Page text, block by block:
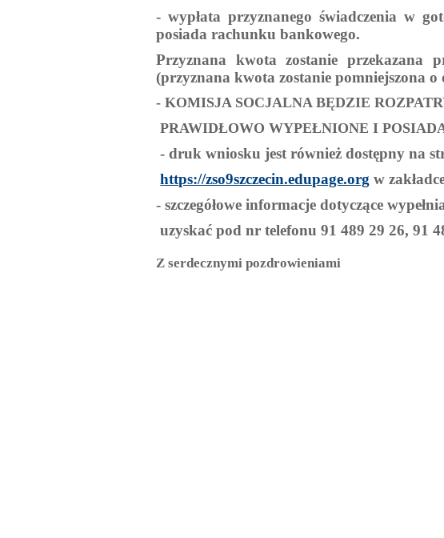
- wypłata przyznanego świadczenia w
posiada rachunku bankowego.
Przyznana kwota zostanie przekazana
(przyznana kwota zostanie pomniejszona o
- KOMISJA SOCJALNA BĘDZIE
PRAWIDŁOWO WYPEŁNIONE I
- druk wniosku jest również dostępny na
https://zso9szczecin.edupage.org w
- szczegółowe informacje dotyczące
uzyskać pod nr telefonu 91 489 29 26, 91
Z serdecznymi pozdrowieniami